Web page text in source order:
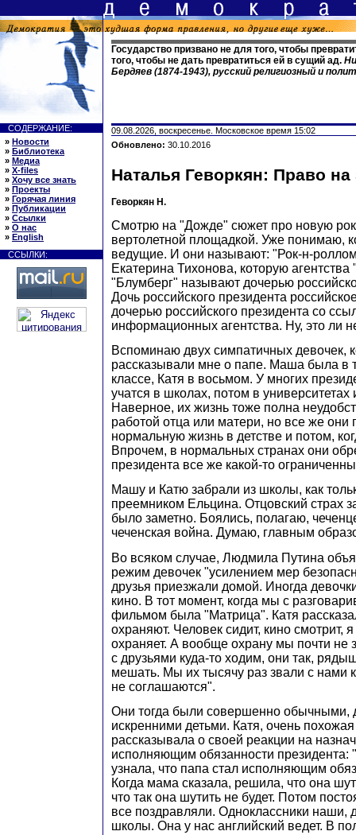
Государство призвано не для того, чтобы
того, чтобы не дать превратиться ей в сущий ад.
Бердяев (1874-1943), русский религиозный и
СОДЕРЖАНИЕ:
» Новости
» Библиотека
» Медиа
» X-files
» Хочу все знать
» Проекты
» Горячая линия
» Публикации
» Ссылки
» О нас
» English
ССЫЛКИ:
09.08.2026, воскресенье. Московское время 15:02
Обновлено: 30.10.2016
Наталья Геворкян: Право на
Геворкян Н.
Смотрю на "Дожде" сюжет про новую
вертолетной площадкой. Уже понимаю,
ведущие. И они называют: "Рок-н-
Екатерина Тихонова, которую агентства
"Блумберг" называют дочерью
Дочь российского президента
дочерью российского президента со
информационных агентства. Ну, это ли
Вспоминаю двух симпатичных девочек,
рассказывали мне о папе. Маша была в
классе, Катя в восьмом. У многих
учатся в школах, потом в университетах
Наверное, их жизнь тоже полна
работой отца или матери, но все же они
нормальную жизнь в детстве и потом,
Впрочем, в нормальных странах они
президента все же какой-то
Машу и Катю забрали из школы, как
преемником Ельцина. Отцовский страх
было заметно. Боялись, полагаю,
чеченская война. Думаю, главным
Во всяком случае, Людмила Путина
режим девочек "усилением мер
друзья приезжали домой. Иногда
кино. В тот момент, когда мы с
фильмом была "Матрица". Катя
охраняют. Человек сидит, кино смотрит,
охраняет. А вообще охрану мы почти не
с друзьями куда-то ходим, они так,
мешать. Мы их тысячу раз звали с нами
не соглашаются".
Они тогда были совершенно обычными,
искренними детьми. Катя, очень
рассказывала о своей реакции на
исполняющим обязанности президента:
узнала, что папа стал исполняющим
Когда мама сказала, решила, что она
что так она шутить не будет. Потом
все поздравляли. Одноклассники наши,
школы. Она у нас английский ведет. В